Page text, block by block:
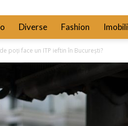
Diverse Fashion
poți face un ITP ieftin în București?